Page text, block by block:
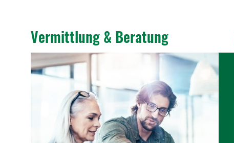
Vermitt­lung & Bera­tung